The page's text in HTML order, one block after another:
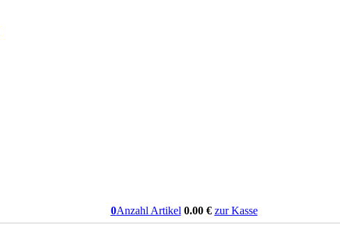
0Anzahl Artikel 0.00€ zur Kasse